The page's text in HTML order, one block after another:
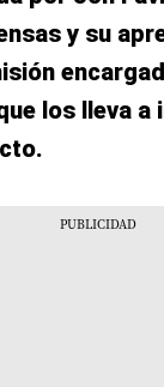
y su
los lleva a